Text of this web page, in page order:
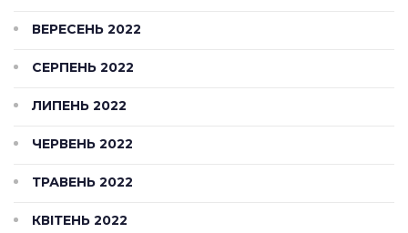
ВЕРЕСЕНЬ 2022
СЕРПЕНЬ 2022
ЛИПЕНЬ 2022
ЧЕРВЕНЬ 2022
ТРАВЕНЬ 2022
КВІТЕНЬ 2022